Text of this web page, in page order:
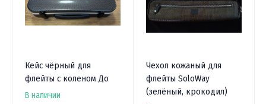
Кейс чёрный для
флейты с коленом До
В наличии
Чехол кожаный для
флейты SoloWay
(зелёный, крокодил)